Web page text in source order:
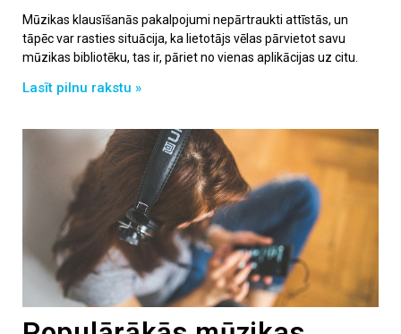
Mūzikas klausīšanās pakalpojumi nepārtraukti attīstās, un
tāpēc var rasties situācija, ka lietotājs vēlas pārvietot savu
mūzikas bibliotēku, tas ir, pāriet no vienas aplikācijas uz citu.
Lasīt pilnu rakstu »